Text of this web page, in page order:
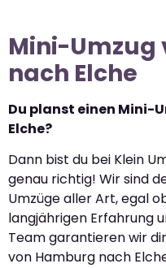
Mini-Umzug
nach Elche
Du planst einen Mini-
Elche?
Dann bist du bei Klein
genau richtig! Wir sind
Umzüge aller Art, egal
langjährigen Erfahrung
Team garantieren wir
von Hamburg nach